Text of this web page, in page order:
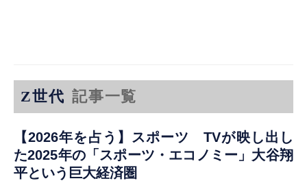
Z世代 記事一覧
【2026年を占う】スポーツ TVが映し出し
た2025年の「スポーツ・エコノミー」大谷翔
平という巨大経済圏